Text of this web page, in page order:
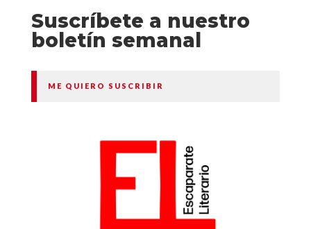
Suscríbete a nuestro
boletín semanal
ME QUIERO SUSCRIBIR